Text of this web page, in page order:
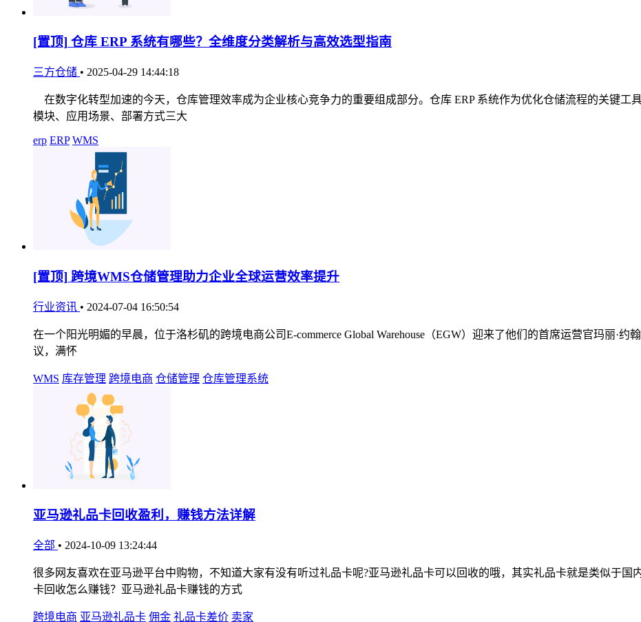
[置顶] 仓库 ERP 系统有哪些？全维度分类解析与高效选型指南
三方仓储 • 2025-04-29 14:44:18
在数字化转型加速的今天，仓库管理效率成为企业核心竞争力的重要组成部分。仓库 ERP 系统作为优化仓储流程的关键工
模块、应用场景、部署方式三大
erp ERP WMS
[置顶] 跨境WMS仓储管理助力企业全球运营效率提升
行业资讯 • 2024-07-04 16:50:54
在一个阳光明媚的早晨，位于洛杉矶的跨境电商公司E-commerce Global Warehouse（EGW）迎来了他们的首席运营官玛丽·
议，满怀
WMS 库存管理 跨境电商 仓储管理 仓库管理系统
亚马逊礼品卡回收盈利，赚钱方法详解
全部 • 2024-10-09 13:24:44
很多网友喜欢在亚马逊平台中购物，不知道大家有没有听过礼品卡呢?亚马逊礼品卡可以回收的哦，其实礼品卡就是类似于
卡回收怎么赚钱？亚马逊礼品卡赚钱的方式
跨境电商 亚马逊礼品卡 佣金 礼品卡差价 卖家